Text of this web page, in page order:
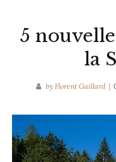
5
la
by Florent Gaillard